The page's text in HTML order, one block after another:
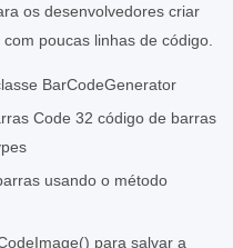
os desenvolvedores criar
poucas linhas de código.
BarCodeGenerator
Code 32 código de barras
usando o método
para salvar a